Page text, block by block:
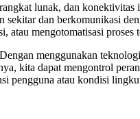
lunak, dan
dan berkomunikasi
atau mengotomatisasi proses
menggunakan
kita dapat mengontrol
pengguna atau kondisi